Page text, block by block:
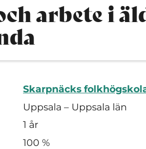
arbete i
Skarpnäcks
Uppsala – Uppsala län
1 år
100 %